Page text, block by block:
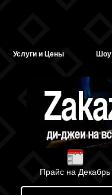
Услуги и Цены Шоу
Прайс на Декабрь